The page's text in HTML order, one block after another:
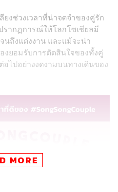
ยงช่วงเวลาที่น่าจดจำของคู่รัก
รากฏการณ์ให้โลกโซเชียลมี
นถึงแต่งงาน และแม้จะน่า
งยอมรับการตัดสินใจของทั้งคู่
ไปอย่างงดงามบนทางเดินของ
MORE